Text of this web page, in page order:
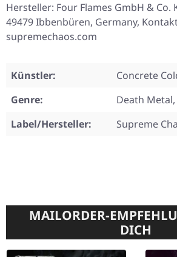
Hersteller: Four Flames GmbH & Co.
49479 Ibbenbüren, Germany,
supremechaos.com
Künstler:
Concrete
Genre:
Death
Label/Hersteller:
Supreme
MAILORDER-
DICH